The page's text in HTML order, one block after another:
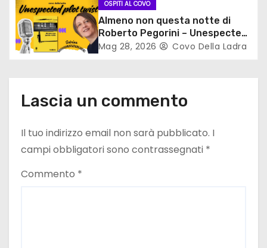
t
i
c
OSPITI AL COVO
Almeno non questa notte di
Roberto Pegorini – Unespected
plot twist
Mag 28, 2026 Covo Della Ladra
Lascia un commento
Il tuo indirizzo email non sarà pubblicato. I
campi obbligatori sono contrassegnati *
Commento *